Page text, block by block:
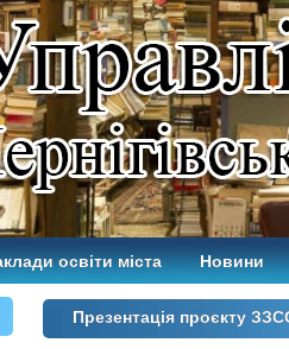
освіти міста Новини
Презентація проєкту